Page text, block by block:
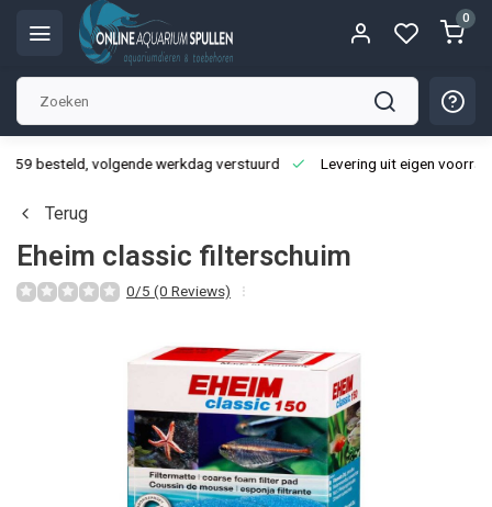
0
besteld, volgende werkdag verstuurd Levering uit eigen
Terug
Eheim classic filterschuim
0/5 (0 Reviews)